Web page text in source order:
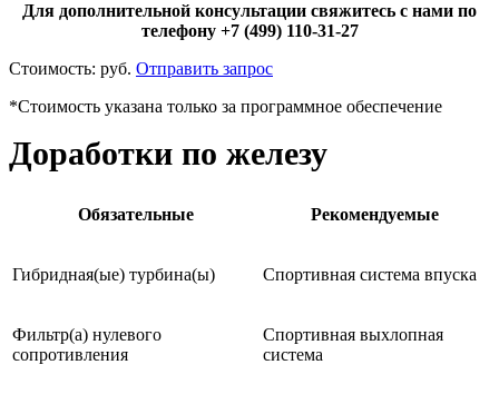
Для дополнительной консультации свяжитесь с нами по
телефону +7 (499) 110-31-27
Стоимость: руб. Отправить запрос
*Стоимость указана только за программное обеспечение
Доработки по железу
Обязательные Рекомендуемые
Гибридная(ые) турбина(ы) Спортивная система впуска
Фильтр(а) нулевого
сопротивления
Спортивная выхлопная
система